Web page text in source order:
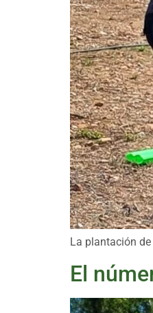
La plantación
El